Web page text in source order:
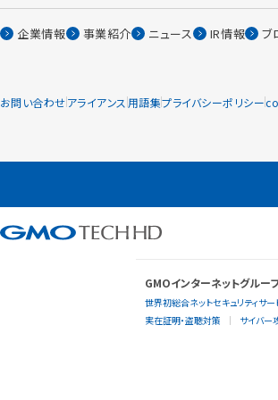
企業情報 事業紹介 ニュース IR情報 ブ
お問い合わせアライアンス 用語集プライバシーポリシー
GMOインターネットグルー
世界初総合ネットセキュリティサー
実在証明・盗聴対策
サイバー